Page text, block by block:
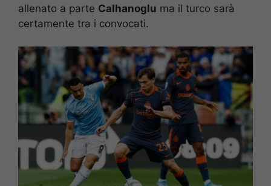
allenato a parte Calhanoglu ma il turco sarà
certamente tra i convocati.